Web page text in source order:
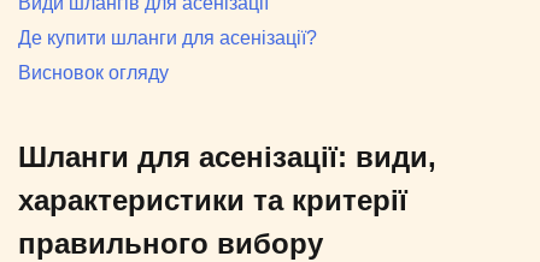
Де купити шланги для асенізації?
Висновок огляду
Шланги для асенізації: види,
характеристики та критерії
правильного вибору